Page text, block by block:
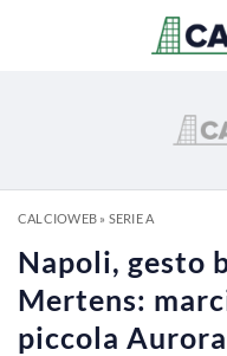
CALCIOWEB» SERIE A
Napoli, gesto
Mertens:
piccola